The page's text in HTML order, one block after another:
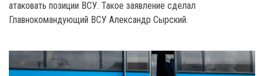
атаковать позиции ВСУ. Такое заявление сделал
Главнокомандующий ВСУ Александр Сырский.